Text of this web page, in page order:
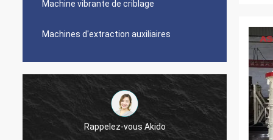
Machine vibrante de criblage
Machines d'extraction auxiliaires
Rappelez-vous Akido